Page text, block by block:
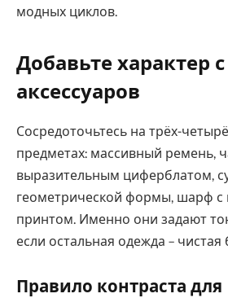
модных циклов.
Добавьте характер
аксессуаров
Сосредоточьтесь на трёх-
предметах: массивный ремень,
выразительным циферблатом,
геометрической формы, шарф
принтом. Именно они задают
если остальная одежда – чистая
Правило контраста для